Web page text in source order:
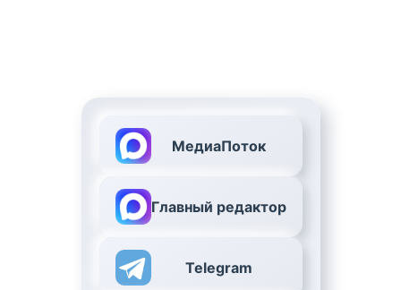
МедиаПоток
Главный редактор
Telegram